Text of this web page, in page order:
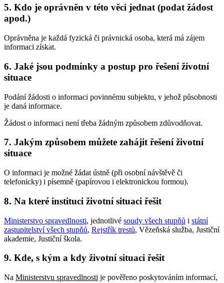
5. Kdo je oprávněn v této věci jednat (podat žádost
apod.)
Oprávněna je každá fyzická či právnická osoba, která má zájem
informaci získat.
6. Jaké jsou podmínky a postup pro řešení životní
situace
Podání žádosti o informaci povinnému subjektu, v jehož působnosti
je daná informace.
Žádost o informaci není třeba žádným způsobem zdůvodňovat.
7. Jakým způsobem můžete zahájit řešení životní
situace
O informaci je možné žádat ústně (při osobní návštěvě či
telefonicky) i písemně (papírovou i elektronickou formou).
8. Na které instituci životní situaci řešit
Ministerstvo spravedlnosti, jednotlivé soudy všech stupňů i státní
zastupitelství všech stupňů, Rejstřík trestů, Vězeňská služba, Justiční
akademie, Justiční škola.
9. Kde, s kým a kdy životní situaci řešit
Na Ministerstvu spravedlnosti je pověřeno poskytováním informací,